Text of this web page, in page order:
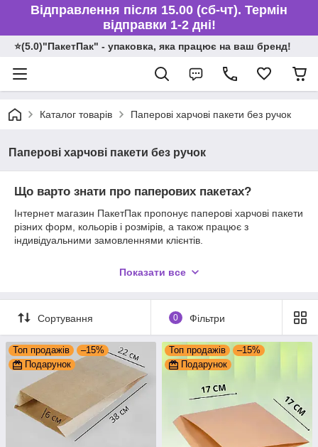
Відправлення після 15.00 (сб-чт). Термін
відправки 1-2 дні!
⭐️(5.0)"ПакетПак" - упаковка, яка працює на ваш бренд!
Каталог товарів Паперові харчові пакети без ручок
Паперові харчові пакети без ручок
Що варто знати про паперових пакетах?
Інтернет магазин ПакетПак пропонує паперові харчові пакети
різних форм, кольорів і розмірів, а також працює з
індивідуальними замовленнями клієнтів.
кількості клієнтів. Вони високо оцінили широкий асортимент.
Показати все
Сортування 0 Фільтри
Топ продажів
–15%
Подарунок
Топ продажів
–15%
Подарунок